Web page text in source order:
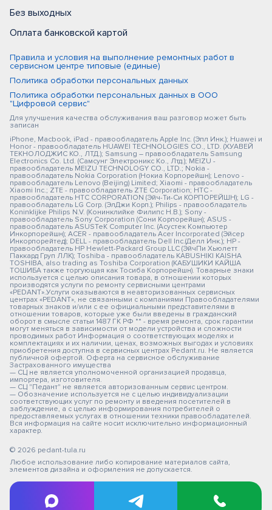
Без выходных
Оплата банковской картой
Правила и условия на выполнение ремонтных работ в
сервисном центре типовые (единые)
Политика обработки персональных данных
Политика обработки персональных данных в ООО
"Цифровой сервис"
Для улучшения качества обслуживания ваш разговор может быть
записан
iPhone, Macbook, iPad - правообладатель Apple Inc. (Эпл Инк.); Huawei и
Honor - правообладатель HUAWEI TECHNOLOGIES CO., LTD. (ХУАВЕЙ
ТЕКНОЛОДЖИС КО., ЛТД.); Samsung – правообладатель Samsung
Electronics Co. Ltd. (Самсунг Электроникс Ко., Лтд.); MEIZU -
правообладатель MEIZU TECHNOLOGY CO., LTD.; Nokia -
правообладатель Nokia Corporation (Нокиа Корпорейшн); Lenovo -
правообладатель Lenovo (Beijing) Limited; Xiaomi - правообладатель
Xiaomi Inc.; ZTE - правообладатель ZTE Corporation; HTC -
правообладатель HTC CORPORATION (Эйч-Ти-Си КОРПОРЕЙШН); LG -
правообладатель LG Corp. (ЭлДжи Корп.); Philips - правообладатель
Koninklijke Philips N.V. (Конинклийке Филипс Н.В.); Sony -
правообладатель Sony Corporation (Сони Корпорейшн); ASUS -
правообладатель ASUSTeK Computer Inc. (Асустек Компьютер
Инкорпорейшн); ACER - правообладатель Acer Incorporated (Эйсер
Инкорпорейтед); DELL - правообладатель Dell Inc.(Делл Инк.); HP -
правообладатель HP Hewlett-Packard Group LLC (ЭйчПи Хьюлетт
Паккард Груп ЛЛК); Toshiba - правообладатель KABUSHIKI KAISHA
TOSHIBA, also trading as Toshiba Corporation (КАБУШИКИ КАЙША
ТОШИБА также торгующая как Тосиба Корпорейшн). Товарные знаки
используется с целью описания товара, в отношении которых
производятся услуги по ремонту сервисными центрами
«PEDANT».Услуги оказываются в неавторизованных сервисных
центрах «PEDANT», не связанными с компаниями Правообладателями
товарных знаков и/или с ее официальными представителями в
отношении товаров, которые уже были введены в гражданский
оборот в смысле статьи 1487 ГК РФ ** - время ремонта, срок гарантии
могут меняться в зависимости от модели устройства и сложности
проводимых работ Информация о соответствующих моделях и
комплектациях и их наличии, ценах, возможных выгодах и условиях
приобретения доступна в сервисных центрах Pedant.ru. Не является
публичной офертой. Оферта на сервисное обслуживание
Застрахованного имущества
— СЦ не является уполномоченной организацией продавца,
импортера, изготовителя.
— СЦ "Педант" не является авторизованным сервис центром.
— Обозначение используется не с целью индивидуализации
соответствующих услуг по ремонту и введения посетителей в
заблуждение, а с целью информирования потребителей о
предоставляемых услугах в отношении техники правообладателей.
Вся информация на сайте носит исключительно информационный
характер.
© 2026 pedant-tula.ru
Любое использование либо копирование материалов сайта,
элементов дизайна и оформления не допускается.